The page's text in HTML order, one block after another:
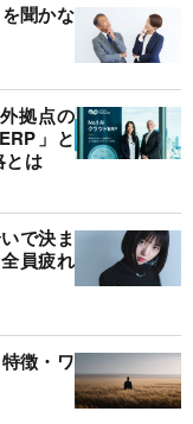
聞かな
拠点の
」と
とは
で決ま
員疲れ
徴・ワ